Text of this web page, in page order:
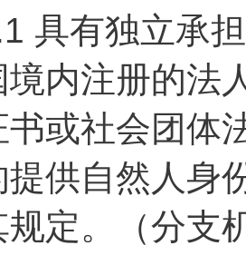
具有独立承
境内注册的法
书或社会团体
提供自然人身
规定。（分支